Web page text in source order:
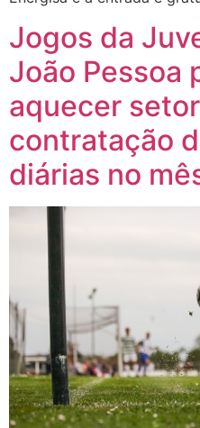
Jogos da
João Pessoa
aquecer
contratação
diárias no